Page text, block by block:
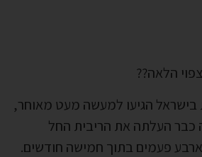
הלאה??
בישראל הגיעו למעשה מעט מאוחר,
כבר העלתה את הריבית החל